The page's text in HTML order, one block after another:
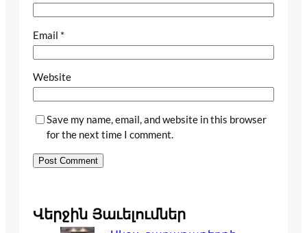
Email *
Website
Save my name, email, and website in this browser
for the next time I comment.
Վերջին Յաւելումներ